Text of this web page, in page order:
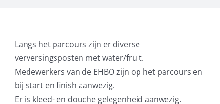
Langs het parcours zijn er diverse
verversingsposten met water/fruit.
Medewerkers van de EHBO zijn op het parcours en
bij start en finish aanwezig.
Er is kleed- en douche gelegenheid aanwezig.